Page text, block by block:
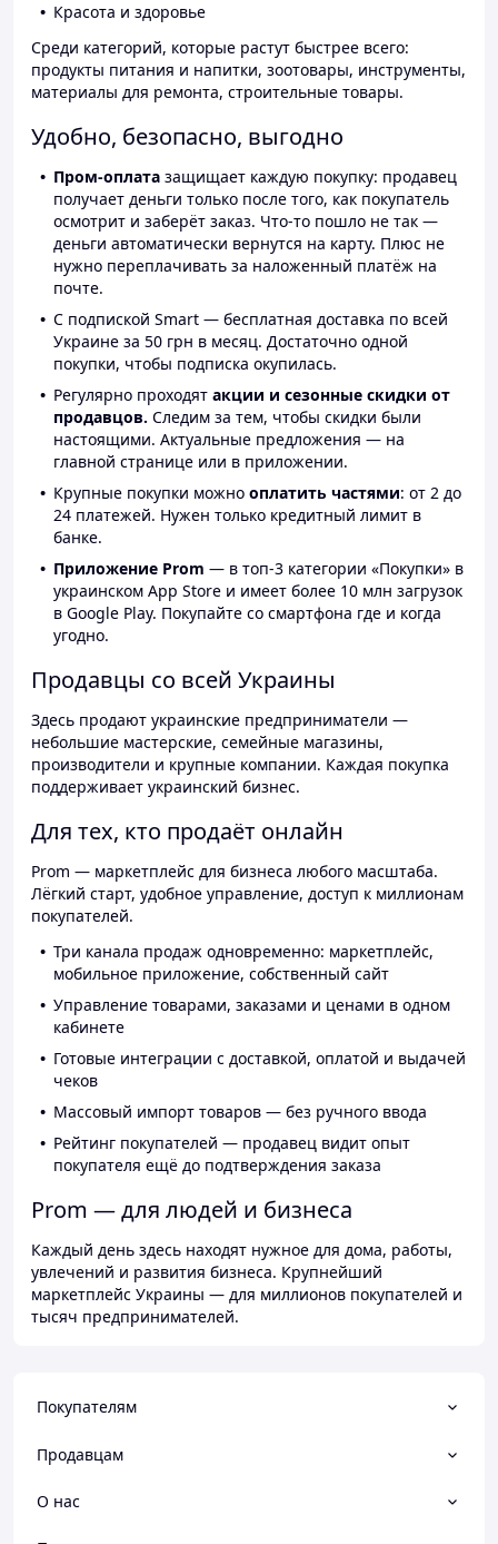
Красота и здоровье
Среди категорий, которые растут быстрее всего:
продукты питания и напитки, зоотовары, инструменты,
материалы для ремонта, строительные товары.
Удобно, безопасно, выгодно
Пром-оплата защищает каждую покупку: продавец
получает деньги только после того, как покупатель
осмотрит и заберёт заказ. Что-то пошло не так —
деньги автоматически вернутся на карту. Плюс не
нужно переплачивать за наложенный платёж на
почте.
С подпиской Smart — бесплатная доставка по всей
Украине за 50 грн в месяц. Достаточно одной
покупки, чтобы подписка окупилась.
Регулярно проходят акции и сезонные скидки от
продавцов. Следим за тем, чтобы скидки были
настоящими. Актуальные предложения — на
главной странице или в приложении.
Крупные покупки можно оплатить частями: от 2 до
24 платежей. Нужен только кредитный лимит в
банке.
Приложение Prom — в топ-3 категории «Покупки» в
украинском App Store и имеет более 10 млн загрузок
в Google Play. Покупайте со смартфона где и когда
угодно.
Продавцы со всей Украины
Здесь продают украинские предприниматели —
небольшие мастерские, семейные магазины,
производители и крупные компании. Каждая покупка
поддерживает украинский бизнес.
Для тех, кто продаёт онлайн
Prom — маркетплейс для бизнеса любого масштаба.
Лёгкий старт, удобное управление, доступ к миллионам
покупателей.
Три канала продаж одновременно: маркетплейс,
мобильное приложение, собственный сайт
Управление товарами, заказами и ценами в одном
кабинете
Готовые интеграции с доставкой, оплатой и выдачей
чеков
Массовый импорт товаров — без ручного ввода
Рейтинг покупателей — продавец видит опыт
покупателя ещё до подтверждения заказа
Prom — для людей и бизнеса
Каждый день здесь находят нужное для дома, работы,
увлечений и развития бизнеса. Крупнейший
маркетплейс Украины — для миллионов покупателей и
тысяч предпринимателей.
Покупателям
Продавцам
О нас